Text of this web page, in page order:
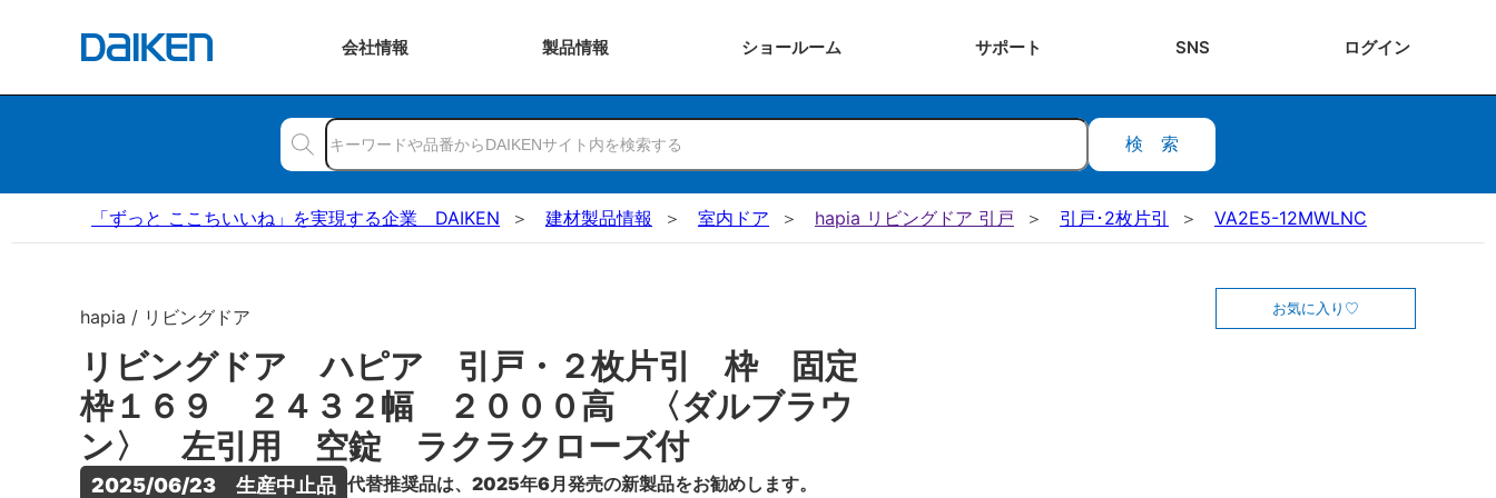
会社情報 製品情報 ショールーム サポート SNS ログイン
検索
「ずっと ここちいいね」を実現する企業 DAIKEN 建材製品情報 室内ドア hapia リビングドア 引戸 引戸･2枚片引 VA2E5-12MWLNC
hapia / リビングドア
リビングドア ハピア 引戸・２枚片引 枠 固定
枠１６９ ２４３２幅 ２０００高 〈ダルブラウ
ン〉 左引用 空錠 ラクラクローズ付
2025/06/23　生産中止品 代替推奨品は、2025年6月発売の新製品をお勧めします。
お気に入り